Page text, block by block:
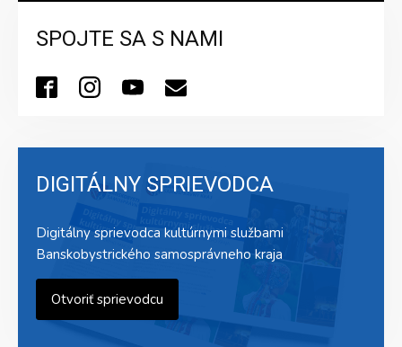
SPOJTE SA S NAMI
DIGITÁLNY SPRIEVODCA
Digitálny sprievodca kultúrnymi službami
Banskobystrického samosprávneho kraja
Otvoriť sprievodcu